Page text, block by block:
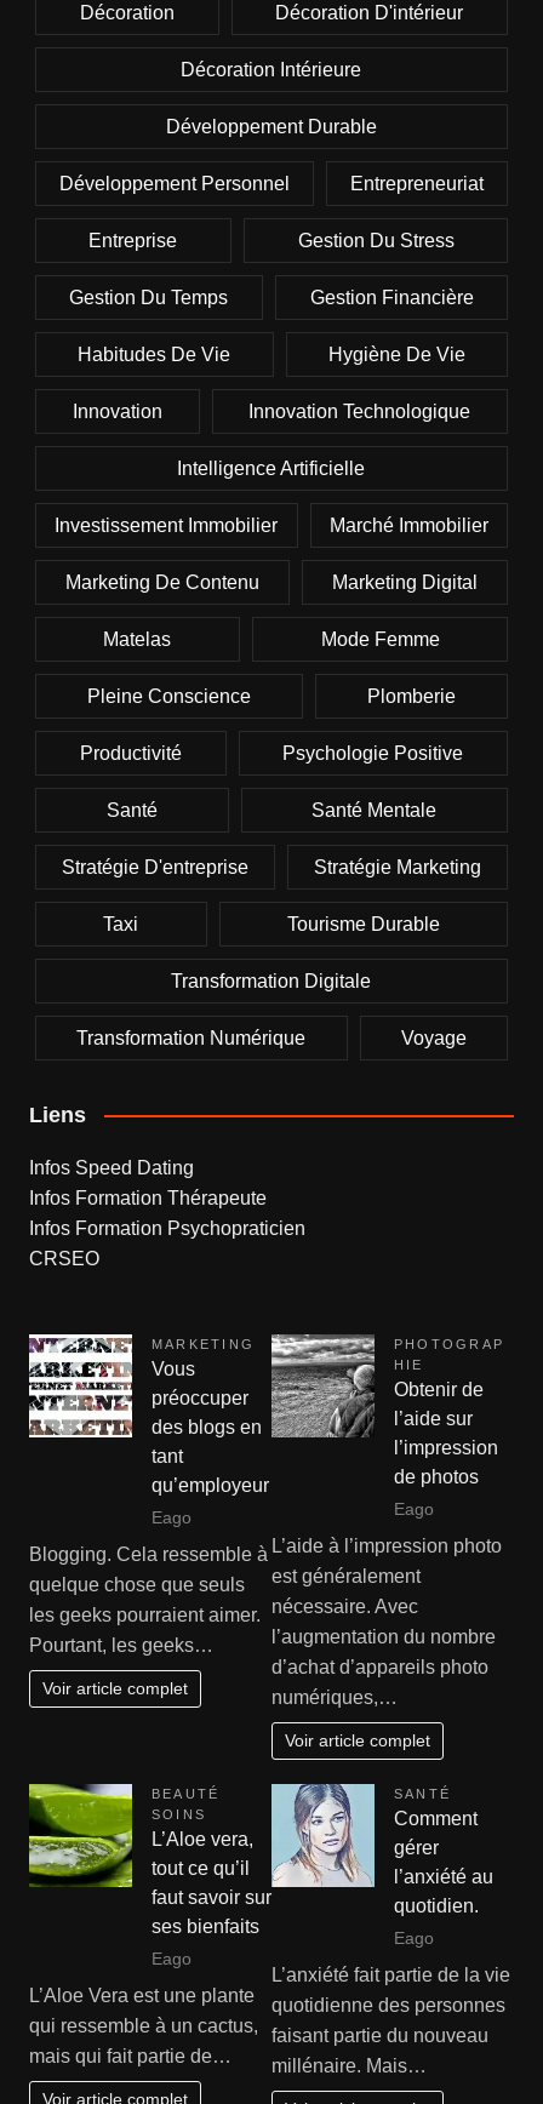
Décoration Décoration D'intérieur
Décoration Intérieure
Développement Durable
Développement Personnel Entrepreneuriat
Entreprise Gestion Du Stress
Gestion Du Temps Gestion Financière
Habitudes De Vie Hygiène De Vie
Innovation Innovation Technologique
Intelligence Artificielle
Investissement Immobilier Marché Immobilier
Marketing De Contenu Marketing Digital
Matelas Mode Femme
Pleine Conscience Plomberie
Productivité Psychologie Positive
Santé Santé Mentale
Stratégie D'entreprise Stratégie Marketing
Taxi Tourisme Durable
Transformation Digitale
Transformation Numérique Voyage
Liens
Infos Speed Dating
Infos Formation Thérapeute
Infos Formation Psychopraticien
CRSEO
MARKETING
Vous
préoccuper
des blogs en
tant
qu’employeur
Eago
Blogging. Cela ressemble à
quelque chose que seuls
les geeks pourraient aimer.
Pourtant, les geeks…
Voir article complet
PHOTOGRAP
HIE
Obtenir de
l’aide sur
l’impression
de photos
Eago
L’aide à l’impression photo
est généralement
nécessaire. Avec
l’augmentation du nombre
d’achat d’appareils photo
numériques,…
Voir article complet
BEAUTÉ
SOINS
L’Aloe vera,
tout ce qu’il
faut savoir sur
ses bienfaits
Eago
L’Aloe Vera est une plante
qui ressemble à un cactus,
mais qui fait partie de…
Voir article complet
SANTÉ
Comment
gérer
l’anxiété au
quotidien.
Eago
L’anxiété fait partie de la vie
quotidienne des personnes
faisant partie du nouveau
millénaire. Mais…